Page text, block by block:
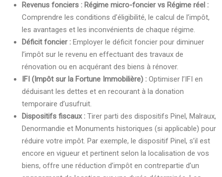
Revenus fonciers : Régime micro-foncier vs Régime réel :
Comprendre les conditions d’éligibilité, le calcul de l’impôt,
les avantages et les inconvénients de chaque régime.
Déficit foncier : Employer le déficit foncier pour diminuer
l’impôt sur le revenu en effectuant des travaux de
rénovation ou en acquérant des biens à rénover.
IFI (Impôt sur la Fortune Immobilière) : Optimiser l’IFI en
déduisant les dettes et en recourant à la donation
temporaire d’usufruit.
Dispositifs fiscaux : Tirer parti des dispositifs Pinel, Malraux,
Denormandie et Monuments historiques (si applicable) pour
réduire votre impôt. Par exemple, le dispositif Pinel, s’il est
encore en vigueur et pertinent selon la localisation de vos
biens, offre une réduction d’impôt en contrepartie d’un